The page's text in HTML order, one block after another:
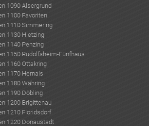
1090 Alsergrund
1100 Favoriten
1110 Simmering
1130 Hietzing
1140 Penzing
1150 Rudolfsheim-Fünfhaus
1160 Ottakring
1170 Hernals
1180 Währing
1190 Döbling
1200 Brigittenau
1210 Floridsdorf
1220 Donaustadt